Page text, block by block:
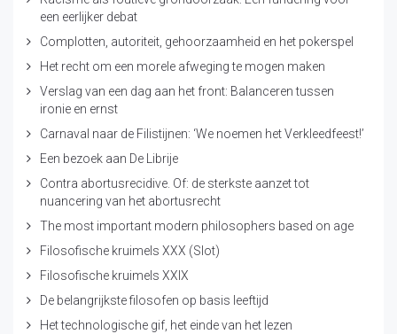
een eerlijker debat
Complotten, autoriteit, gehoorzaamheid en het pokerspel
Het recht om een morele afweging te mogen maken
Verslag van een dag aan het front: Balanceren tussen
ironie en ernst
Carnaval naar de Filistijnen: ‘We noemen het Verkleedfeest!’
Een bezoek aan De Librije
Contra abortusrecidive. Of: de sterkste aanzet tot
nuancering van het abortusrecht
The most important modern philosophers based on age
Filosofische kruimels XXX (Slot)
Filosofische kruimels XXIX
De belangrijkste filosofen op basis leeftijd
Het technologische gif, het einde van het lezen